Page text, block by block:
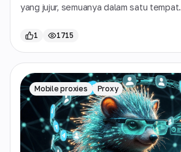
yang jujur, semuanya dalam satu tempat.
1 1715
Mobile proxies Proxy